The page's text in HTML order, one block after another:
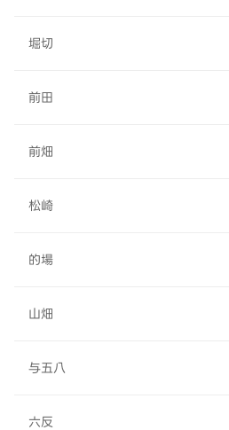
堀切
前田
前畑
松崎
的場
山畑
与五八
六反